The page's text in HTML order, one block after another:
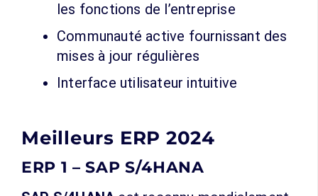
les fonctions de l’entreprise
Communauté active fournissant des
mises à jour régulières
Interface utilisateur intuitive
Meilleurs ERP 2024
ERP 1 – SAP S/4HANA